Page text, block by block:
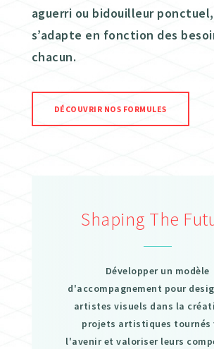
aguerri ou bidouilleur
s’adapte en fonction des
chacun.
DÉCOUVRIR NOS FORMULES
Shaping The
Développer un modèle
d'accompagnement pour
artistes visuels dans la
projets artistiques tournés
l'avenir et valoriser leurs